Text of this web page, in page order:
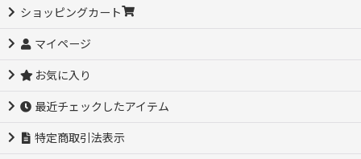
ショッピングカート
マイページ
お気に入り
最近チェックしたアイテム
特定商取引法表示